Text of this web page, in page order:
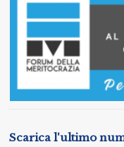
Scarica l'ultimo